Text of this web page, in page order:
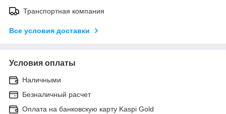
Транспортная компания
Все условия доставки
Условия оплаты
Наличными
Безналичный расчет
Оплата на банковскую карту Kaspi Gold